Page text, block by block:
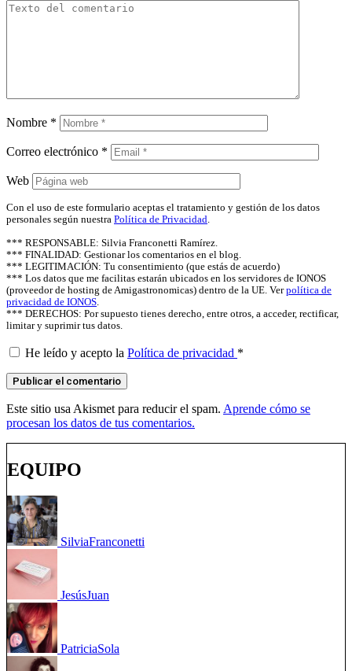
Nombre *
Correo electrónico *
Web
Con el uso de este formulario aceptas el tratamiento y gestión de los datos
personales según nuestra Política de Privacidad
*** RESPONSABLE: Silvia Franconetti Ramírez.
*** FINALIDAD: Gestionar los comentarios en el blog.
*** LEGITIMACIÓN: Tu consentimiento (que estás de acuerdo)
*** Los datos que me facilitas estarán ubicados en los servidores de IONOS
(proveedor de hosting de Amigastronomicas) dentro de la UE. Verpolítica de
privacidad de IONOS
*** DERECHOS: Por supuesto tienes derecho, entre otros, a acceder, rectificar,
limitar y suprimir tus datos.
He leído y acepto la Política de privacidad *
Este sitio usa Akismet para reducir el spam. Aprende cómo se
procesan los datos de tus comentarios.
EQUIPO
SilviaFranconetti
JesúsJuan
PatriciaSola